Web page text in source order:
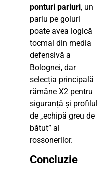
ponturi pariuri, un
pariu pe goluri
poate avea logică
tocmai din media
defensivă a
Bolognei, dar
selecția principală
rămâne X2 pentru
siguranță și profilul
de „echipă greu de
bătut” al
rossonerilor.
Concluzie